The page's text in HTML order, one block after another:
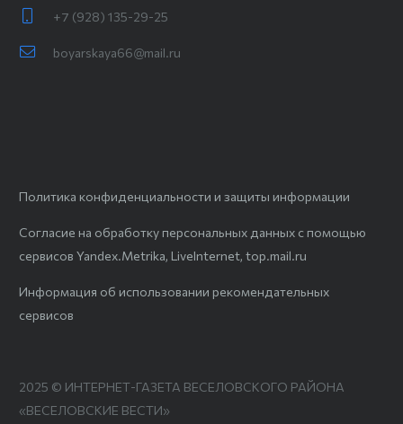
+7 (928) 135-29-25
boyarskaya66@mail.ru
Политика конфиденциальности и защиты информации
Согласие на обработку персональных данных с помощью
сервисов Yandex.Metrika, LiveInternet, top.mail.ru
Информация об использовании рекомендательных
сервисов
2025 © ИНТЕРНЕТ-ГАЗЕТА ВЕСЕЛОВСКОГО РАЙОНА
«ВЕСЕЛОВСКИЕ ВЕСТИ»